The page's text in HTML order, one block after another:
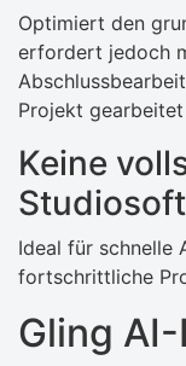
Optimiert den
erfordert jedoch
Projekt
Keine
Ideal für schnelle
fortschrittliche
Gling